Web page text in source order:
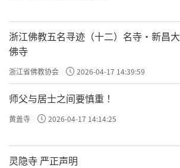
浙江佛教五名寻迹（十二）名寺·新昌大
佛寺
浙江省佛教协会 2026-04-17 14:39:59
师父与居士之间要慎重 ！
黄盖寺 2026-04-17 14:14:25
灵隐寺 严正声明